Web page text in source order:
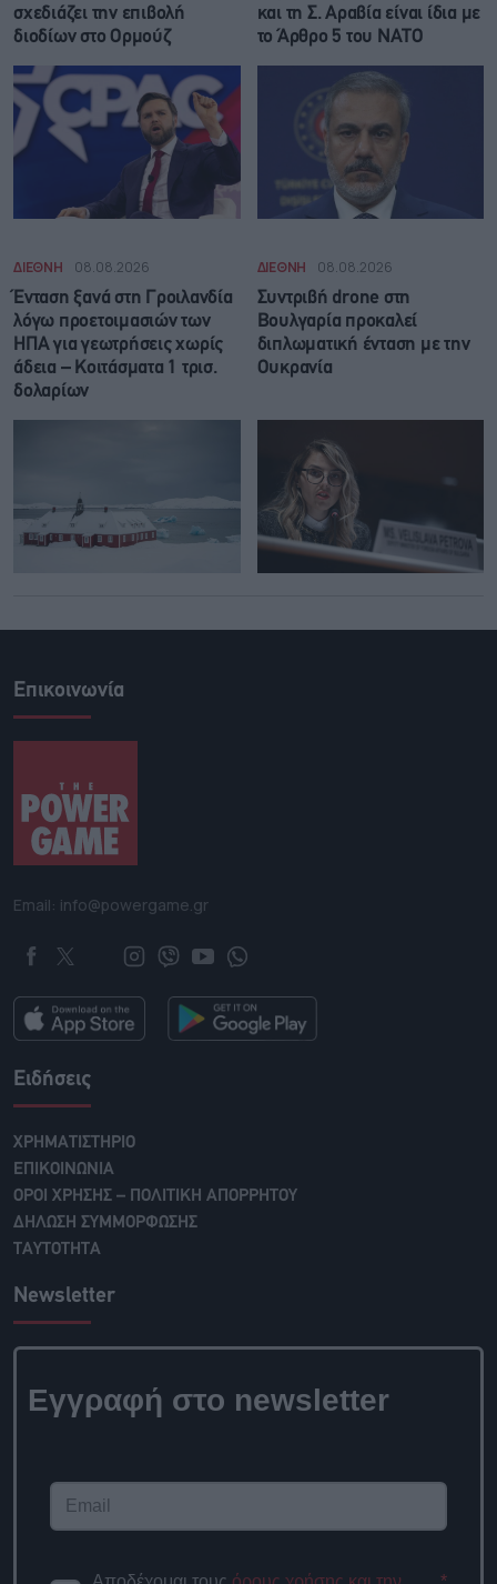
σχεδιάζει την επιβολή
διοδίων στο Ορμούζ
και τη Σ. Αραβία είναι ίδια με
τo Άρθρο 5 του ΝΑΤΟ
ΔΙΕΘΝΗ 08.08.2026
Ένταση ξανά στη Γροιλανδία
λόγω προετοιμασιών των
ΗΠΑ για γεωτρήσεις χωρίς
άδεια – Κοιτάσματα 1 τρισ.
δολαρίων
ΔΙΕΘΝΗ 08.08.2026
Συντριβή drone στη
Βουλγαρία προκαλεί
διπλωματική ένταση με την
Ουκρανία
Επικοινωνία
Email: info@powergame.gr
Ειδήσεις
ΧΡΗΜΑΤΙΣΤΗΡΙΟ
ΕΠΙΚΟΙΝΩΝΙΑ
ΟΡΟΙ ΧΡΗΣΗΣ – ΠΟΛΙΤΙΚΗ ΑΠΟΡΡΗΤΟΥ
ΔΗΛΩΣΗ ΣΥΜΜΟΡΦΩΣΗΣ
ΤΑΥΤΟΤΗΤΑ
Newsletter
Εγγραφή στο